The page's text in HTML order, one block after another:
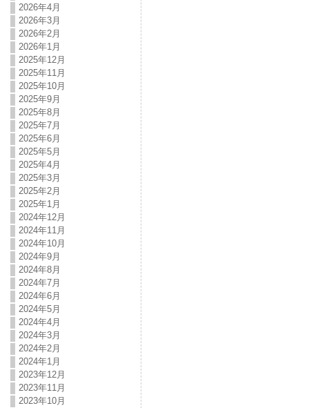
2026年4月
2026年3月
2026年2月
2026年1月
2025年12月
2025年11月
2025年10月
2025年9月
2025年8月
2025年7月
2025年6月
2025年5月
2025年4月
2025年3月
2025年2月
2025年1月
2024年12月
2024年11月
2024年10月
2024年9月
2024年8月
2024年7月
2024年6月
2024年5月
2024年4月
2024年3月
2024年2月
2024年1月
2023年12月
2023年11月
2023年10月